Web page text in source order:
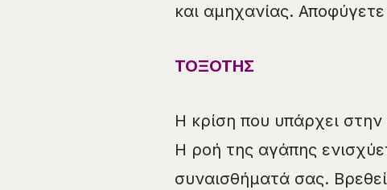
και αμηχανίας. Αποφύγετε
ΤΟΞΟΤΗΣ
Η κρίση που υπάρχει
Η ροή της αγάπης
συναισθήματά σας.